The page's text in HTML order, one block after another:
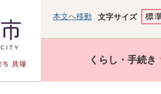
本文へ移動 文字サイズ
くらし・手続き